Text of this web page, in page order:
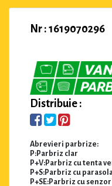
Nr : 1619070296
Distribuie :
Abrevieri parbrize:
P:Parbriz clar
P+V:Parbriz cu tenta
P+S:Parbriz cu
P+SE:Parbriz cu senzor